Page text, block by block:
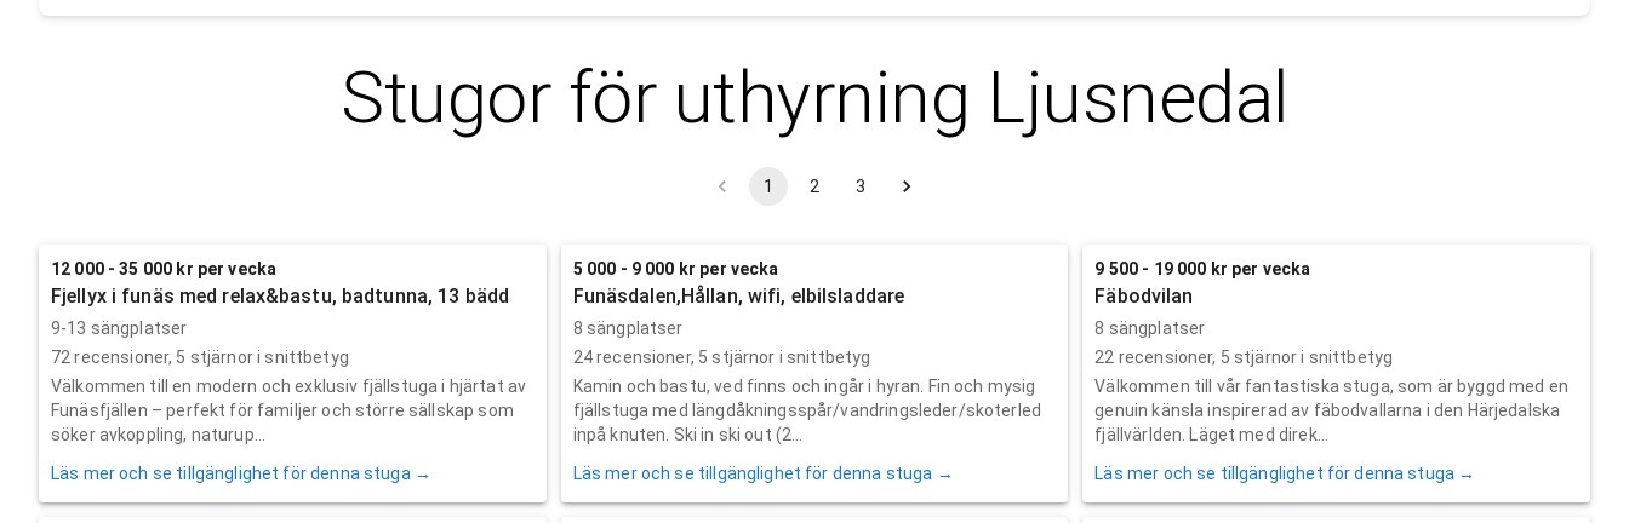
Stugor för uthyrning Ljusnedal
1 2 3
12 000 - 35 000 kr per vecka
Fjellyx i funäs med relax&bastu, badtunna, 13 bädd
9-13 sängplatser
72 recensioner, 5 stjärnor i snittbetyg
Välkommen till en modern och exklusiv fjällstuga i hjärtat av
Funäsfjällen – perfekt för familjer och större sällskap som
söker avkoppling, naturup...
Läs mer och se tillgänglighet för denna stuga →
5 000 - 9 000 kr per vecka
Funäsdalen,Hållan, wifi, elbilsladdare
8 sängplatser
24recensioner, 5 stjärnor i snittbetyg
Kamin och bastu, ved finns och ingår i hyran. Fin och mysig
fjällstuga med längdåkningsspår/vandringsleder/skoterled
inpå knuten. Ski in ski out (2...
Läs mer och se tillgänglighet för denna stuga →
9 500 - 19 000 kr per vecka
Fäbodvilan
8 sängplatser
22 recensioner, 5 stjärnor i snittbetyg
Välkommen till vår fantastiska stuga, som är byggd med en
genuin känsla inspirerad av fäbodvallarna i den Härjedalska
fjällvärlden. Läget med direk...
Läs mer och se tillgänglighet för denna stuga →